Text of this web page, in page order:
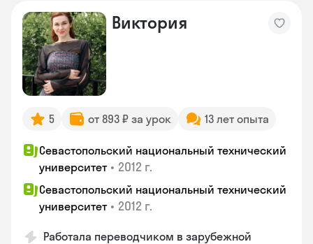
Виктория
5 от 893 ₽ за урок 13 лет опыта
Севастопольский национальный технический
университет • 2012 г.
Севастопольский национальный технический
университет • 2012 г.
Работала переводчиком в зарубежной